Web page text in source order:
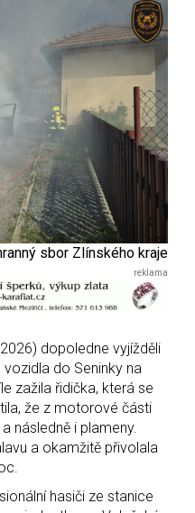
sbor Zlínského kraje
dopoledne vyjížděli
do Seninky na
zažila řidička, která se
že z motorové části
následně i plameny.
a okamžitě přivolala
hasiči ze stanice